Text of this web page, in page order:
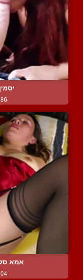
4286
אמא
4104